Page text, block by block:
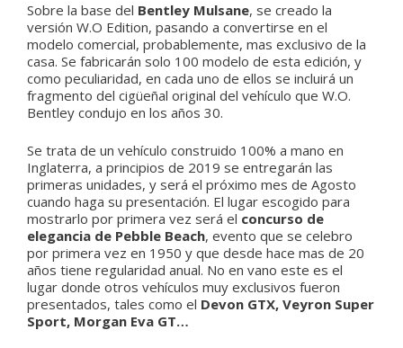
Sobre la base del Bentley Mulsane, se creado la
versión W.O Edition, pasando a convertirse en el
modelo comercial, probablemente, mas exclusivo de la
casa. Se fabricarán solo 100 modelo de esta edición, y
como peculiaridad, en cada uno de ellos se incluirá un
fragmento del cigüeñal original del vehículo que W.O.
Bentley condujo en los años 30.
Se trata de un vehículo construido 100% a mano en
Inglaterra, a principios de 2019 se entregarán las
primeras unidades, y será el próximo mes de Agosto
cuando haga su presentación. El lugar escogido para
mostrarlo por primera vez será el concurso de
elegancia de Pebble Beach, evento que se celebro
por primera vez en 1950 y que desde hace mas de 20
años tiene regularidad anual. No en vano este es el
lugar donde otros vehículos muy exclusivos fueron
presentados, tales como el Devon GTX, Veyron Super
Sport, Morgan Eva GT…